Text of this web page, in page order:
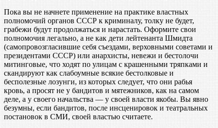
Пока вы не начнете применение на практике властных
полномочий органов СССР к криминалу, толку не будет,
грабежи будут продолжаться и нарастать. Оформите свои
полномочия легально, а не как дети лейтенанта Шмидта
(самопровозгласившие себя съездами, верховными советами и
президентами СССР) или анархисты, невежи и бестолочи
митинговые, что ходят по улицам с крашенными тряпками и
скандируют как слабоумные всякие бестолковые и
бесполезные лозунги, из которых следует, что они рабья
кровь, а просят не у бандитов и мятежников, как на самом
деле, а у своего начальства — у своей власти якобы. Вы явно
безумны, если бандитов, после инсценировок и театральных
постановок в СМИ, своей властью считаете.